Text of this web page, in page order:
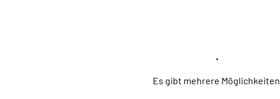
.
Es gibt mehrere Möglichkeiten.